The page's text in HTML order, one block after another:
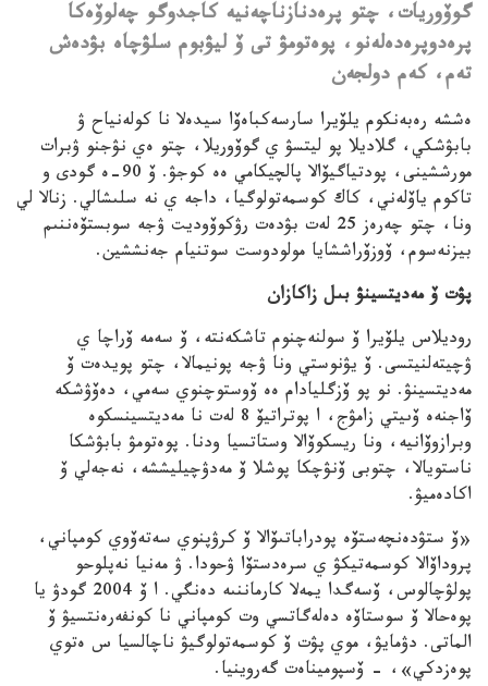
گوۆوريات، چتو پرەدنازناچەنيە كاجدوگو چەلوۆەكا
پرەدوپرەدەلەنو، پوەتومۋ تى ۆ ليۋبوم سلۋچاە بۋدەش
تەم، كەم دولجەن
ەششە رەبەنكوم يلۆيرا سارسەكباەۆا سيدەلا نا كولەنياح ۋ
بابۋشكي، گلاديلا پو ليتسۋ ي گوۆوريلا، چتو ەي نۋجنو ۋبرات
مورششينى، پودتياگيۆالا پالچيكامي ەە كوجۋ.
ۆ 90-ە گودى و
تاكوم ياۆلەني، كاك كوسمەتولوگيا، داجە ي نە سلىشالي. زنالا لي
ونا، چتو چەرەز 25 لەت بۋدەت رۋكوۆوديت ۋجە سوبستۆەننىم
بيزنەسوم، ۆوزۆراششايا مولودوست سوتنيام جەنششين.
پۋت ۆ مەديتسينۋ بىل زاكازان
روديلاس يلۆيرا ۆ سولنەچنوم تاشكەنتە، ۆ سەمە ۆراچا ي
ۋچيتەلنيتسى. ۆ يۋنوستي ونا ۋجە پونيمالا، چتو پويدەت ۆ
مەديتسينۋ. نو پو ۆزگليادام ەە ۆوستوچنوي سەمي، دەۆۋشكە
ۆاجنەە ۆىيتي زامۋج، ا پوتراتيۆ 8 لەت نا مەديتسينسكوە
وبرازوۆانيە، ونا ريسكوۆالا وستاتسيا ودنا. پوەتومۋ بابۋشكا
ناستويالا، چتوبى ۆنۋچكا پوشلا ۆ مەدۋچيليششە، نەجەلي ۆ
اكادەميۋ.
«ۆ ستۋدەنچەستۆە پودراباتىۆالا ۆ كرۋپنوي سەتەۆوي كومپاني،
پروداۆالا كوسمەتيكۋ ي سرەدستۆا ۋحودا. ۋ مەنيا نەپلوحو
پولۋچالوس، ۆسەگدا يمەلا كارماننىە دەنگي. ا ۆ 2004 گودۋ يا
پوەحالا ۆ سوستاۆە دەلەگاتسي وت كومپاني نا كونفەرەنتسيۋ ۆ
الماتى. دۋمايۋ، موي پۋت ۆ كوسمەتولوگيۋ ناچالسيا س ەتوي
پوەزدكي»، – ۆسپوميناەت گەروينيا.